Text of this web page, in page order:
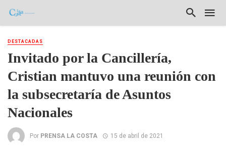
DESTACADAS
Invitado por la Cancillería,
Cristian mantuvo una reunión con
la subsecretaría de Asuntos
Nacionales
Por PRENSA LA COSTA 15 de abril de 2021